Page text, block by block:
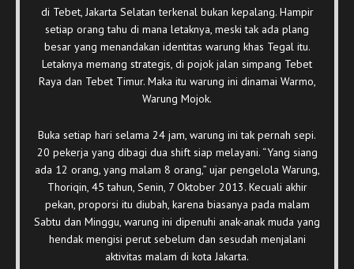
di Tebet, Jakarta Selatan terkenal bukan kepalang. Hampir
setiap orang tahu di mana letaknya, meski tak ada plang
besar yang menandakan identitas warung khas Tegal itu.
Letaknya memang strategis, di pojok jalan simpang Tebet
Raya dan Tebet Timur. Maka itu warung ini dinamai Warmo,
Warung Mojok.
Buka setiap hari selama 24 jam, warung ini tak pernah sepi.
20 pekerja yang dibagi dua shift siap melayani. “Yang siang
ada 12 orang, yang malam 8 orang,” ujar pengelola Warung,
Thoriqin, 45 tahun, Senin, 7 Oktober 2013. Kecuali akhir
pekan, proporsi itu diubah, karena biasanya pada malam
Sabtu dan Minggu, warung ini dipenuhi anak-anak muda yang
hendak mengisi perut sebelum dan sesudah menjalani
aktivitas malam di kota Jakarta.